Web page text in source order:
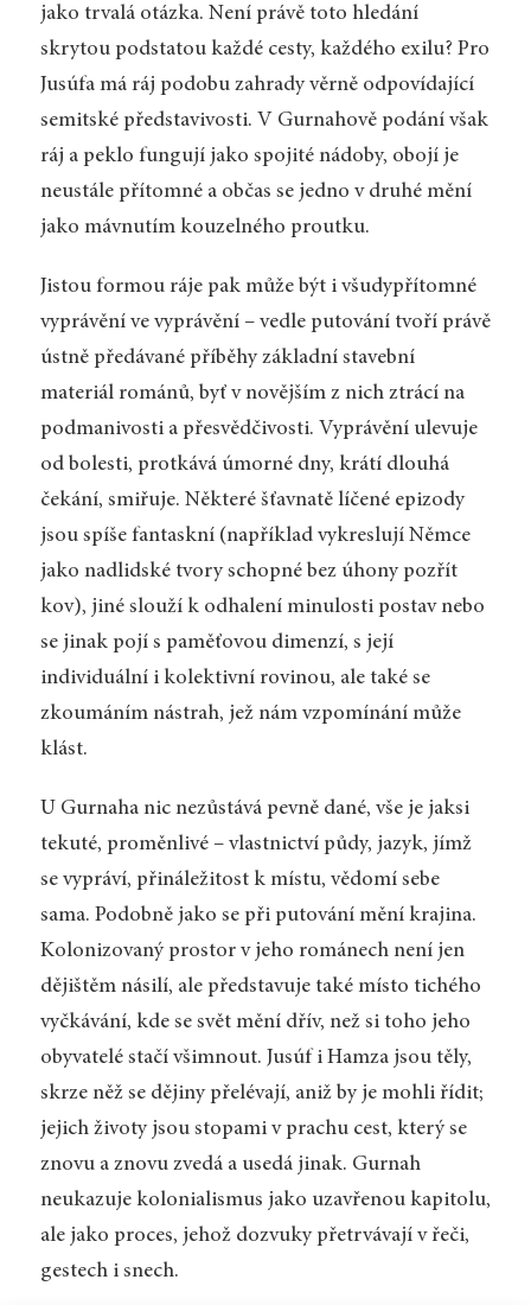
jako trvalá otázka. Není právě toto hledání
skrytou podstatou každé cesty, každého exilu? Pro
Jusúfa má ráj podobu zahrady věrně odpovídající
semitské představivosti. V Gurnahově podání však
ráj a peklo fungují jako spojité nádoby, obojí je
neustále přítomné a občas se jedno v druhé mění
jako mávnutím kouzelného proutku.
Jistou formou ráje pak může být i všudypřítomné
vyprávění ve vyprávění – vedle putování tvoří právě
ústně předávané příběhy základní stavební
materiál románů, byť v novějším z nich ztrácí na
podmanivosti a přesvědčivosti. Vyprávění ulevuje
od bolesti, protkává úmorné dny, krátí dlouhá
čekání, smiřuje. Některé šťavnatě líčené epizody
jsou spíše fantaskní (například vykreslují Němce
jako nadlidské tvory schopné bez úhony pozřít
kov), jiné slouží k odhalení minulosti postav nebo
se jinak pojí s paměťovou dimenzí, s její
individuální i kolektivní rovinou, ale také se
zkoumáním nástrah, jež nám vzpomínání může
klást.
U Gurnaha nic nezůstává pevně dané, vše je jaksi
tekuté, proměnlivé – vlastnictví půdy, jazyk, jímž
se vypráví, přináležitost k místu, vědomí sebe
sama. Podobně jako se při putování mění krajina.
Kolonizovaný prostor v jeho románech není jen
dějištěm násilí, ale představuje také místo tichého
vyčkávání, kde se svět mění dřív, než si toho jeho
obyvatelé stačí všimnout. Jusúf i Hamza jsou těly,
skrze něž se dějiny přelévají, aniž by je mohli řídit;
jejich životy jsou stopami v prachu cest, který se
znovu a znovu zvedá a usedá jinak. Gurnah
neukazuje kolonialismus jako uzavřenou kapitolu,
ale jako proces, jehož dozvuky přetrvávají v řeči,
gestech i snech.